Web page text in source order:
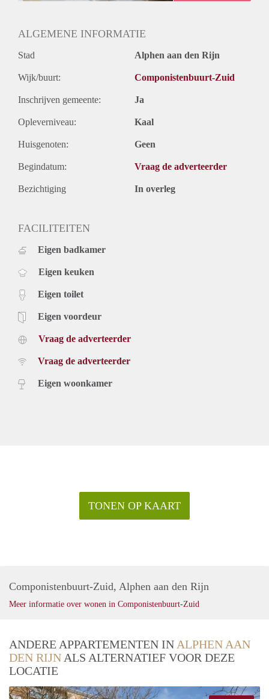
ALGEMENE INFORMATIE
Stad Alphen aan den Rijn
Wijk/buurt: Componistenbuurt-Zuid
Inschrijven gemeente: Ja
Opleverniveau: Kaal
Huisgenoten: Geen
Begindatum: Vraag de adverteerder
Bezichtiging In overleg
FACILITEITEN
Eigen badkamer
Eigen keuken
Eigen toilet
Eigen voordeur
Vraag de adverteerder
Vraag de adverteerder
Eigen woonkamer
TONEN OP KAART
Componistenbuurt-Zuid, Alphen aan den Rijn
Meer informatie over wonen in Componistenbuurt-Zuid
ANDERE APPARTEMENTEN IN ALPHEN AAN
DEN RIJN ALS ALTERNATIEF VOOR DEZE
LOCATIE